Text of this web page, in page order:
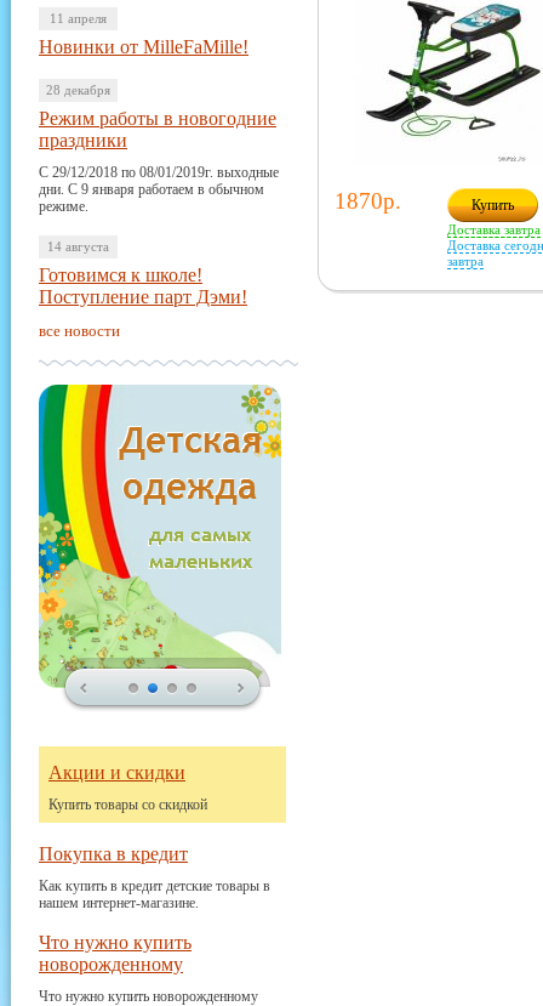
11 апреля
Новинки от MilleFaMille!
28 декабря
Режим работы в новогодние
праздники
С 29/12/2018 по 08/01/2019г. выходные
дни. С 9 января работаем в обычном
режиме.
14 августа
Готовимся к школе!
Поступление парт Дэми!
все новости
Акции и скидки
Купить товары со скидкой
Покупка в кредит
Как купить в кредит детские товары в
нашем интернет-магазине.
Что нужно купить
новорожденному
Что нужно купить новорожденному
1870р. Купить
Доставка завтра
Доставка
завтра